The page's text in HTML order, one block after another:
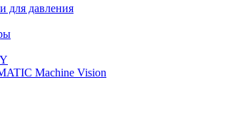
для давления
Machine Vision